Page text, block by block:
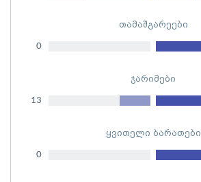
თამაშგარეები
0
ჯარიმები
13
ყვითელი ბარათები
0